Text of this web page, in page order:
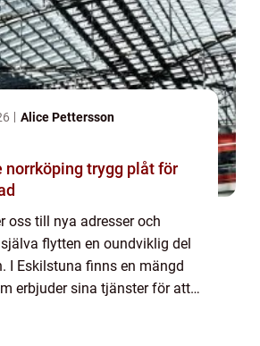
Alice Pettersson
trygg plåt för
oss till nya adresser och
flytten en oundviklig del
I Eskilstuna finns en mängd
erbjuder sina tjänster för att